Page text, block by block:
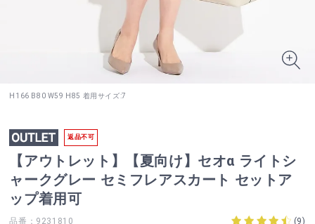
H166 B80 W59 H85 着用サイズ:7
返品不可
【アウトレット】【夏向け】セオα ライトシ
ャークグレー セミフレアスカート セットア
ップ着用可
品番：9231810 (9)